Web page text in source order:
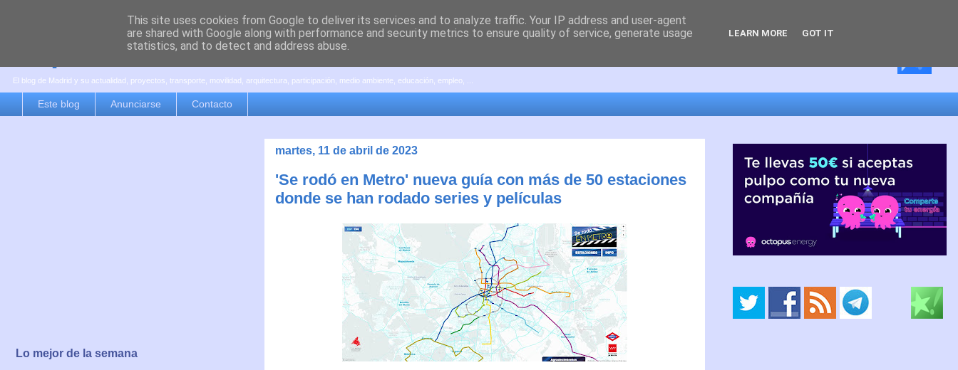
es por madrid
El blog de Madrid y su actualidad, proyectos, transporte, movilidad, arquitectura, participación, medio ambiente, educación, empleo, ...
Este blog Anunciarse Contacto
martes, 11 de abril de 2023
'Se rodó en Metro' nueva guía con más de 50 estaciones
donde se han rodado series y películas
Lo mejor de la semana
This site uses cookies from Google to deliver its services and to analyze traffic. Your IP address and user-agent
are shared with Google along with performance and security metrics to ensure quality of service, generate usage
statistics, and to detect and address abuse.
LEARN MORE GOT IT